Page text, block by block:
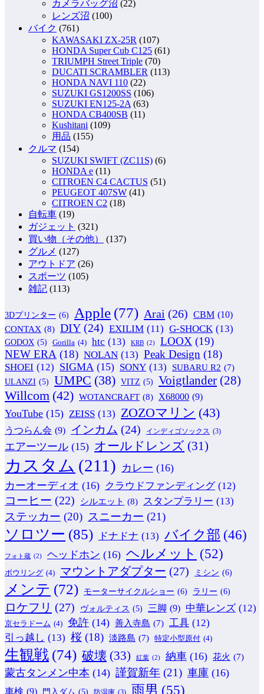
カメラバッグ沼 (22)
レンズ沼 (100)
バイク (761)
KAWASAKI ZX-25R (107)
HONDA Super Cub C125 (61)
TRIUMPH Street Triple (70)
DUCATI SCRAMBLER (113)
HONDA NAVI 110 (22)
SUZUKI GS1200SS (106)
SUZUKI EN125-2A (63)
HONDA CB400SB (11)
Kushitani (109)
用品 (155)
クルマ (154)
SUZUKI SWIFT (ZC11S) (6)
HONDA e (11)
CITROEN C4 CACTUS (51)
PEUGEOT 407SW (41)
CITROEN C2 (18)
自転車 (19)
ガジェット (321)
買い物（その他）
(137)
グルメ (127)
アウトドア (26)
スポーツ (105)
雑記 (113)
3Dプリンター (6) Apple (77) Arai (26) CBM (10)
CONTAX (8) DIY (24) EXILIM (11) G-SHOCK (13)
GODOX (5) Gorilla (4) htc (13) KRB (2) LOOX (19)
NEW ERA (18) NOLAN (13) Peak Design (18)
SHOEI (12) SIGMA (15) SONY (13) SUBARU R2 (7)
ULANZI (5) UMPC (38) VITZ (5) Voigtlander (28)
Willcom (42) WOTANCRAFT (8) X68000 (9)
YouTube (15) ZEISS (13) ZOZOマリン (43)
うつらん会 (9) インカム (24) インディゴソックス (3)
エアーツール (15) オールドレンズ (31)
カスタム (211) カレー (16)
カーオーディオ (16) クラウドファンディング (12)
コーヒー (22) シルエット (8) スタンプラリー (13)
ステッカー (20) スニーカー (21)
ソロツー (85) ドナドナ (13) バイク部 (46)
フォト蔵 (2) ヘッドホン (16) ヘルメット (52)
ボウリング (4) マウントアダプター (27) ミシン (6)
メンテ (72) モーターサイクルショー (6) ラリー (6)
ロケフリ (27) ヴォルティス (5) 三脚 (9) 中華レンズ (12)
京セラドーム (4) 免許 (14) 善入寺島 (7) 工具 (12)
引っ越し (13) 桜 (18) 淡路島 (7) 特定小型原付 (4)
生観戦 (74) 破壊 (33) 紅葉 (2) 納車 (16) 花火 (7)
蒙古タンメン中本 (14) 謹賀新年 (21) 車庫 (16)
車検 (9) 門入ダム (5) 防湿庫 (3) 雨男 (55)